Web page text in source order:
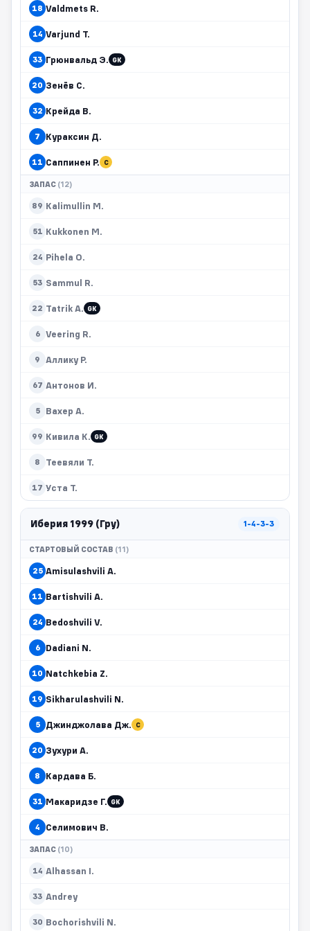
18 Valdmets R.
14 Varjund T.
33 Грюнвальд Э. GK
20 Зенёв С.
32 Крейда В.
7 Кураксин Д.
11 Саппинен Р. C
ЗАПАС (12)
89 Kalimullin M.
51 Kukkonen M.
24 Pihela O.
53 Sammul R.
22 Tatrik A. GK
6 Veering R.
9 Аллику Р.
67 Антонов И.
5 Вахер А.
99 Кивила К. GK
8 Теевяли Т.
17 Уста Т.
Иберия 1999 (Гру) 1-4-3-3
СТАРТОВЫЙ СОСТАВ (11)
25 Amisulashvili A.
11 Bartishvili A.
24 Bedoshvili V.
6 Dadiani N.
10 Natchkebia Z.
19 Sikharulashvili N.
5 Джинджолава Дж. C
20 Зухури А.
8 Кардава Б.
31 Макаридзе Г. GK
4 Селимович В.
ЗАПАС (10)
14 Alhassan I.
33 Andrey
30 Bochorishvili N.